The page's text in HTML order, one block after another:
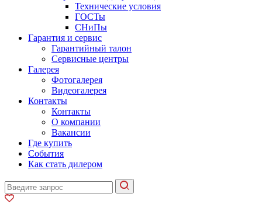
Технические условия
ГОСТы
СНиПы
Гарантия и сервис
Гарантийный талон
Сервисные центры
Галерея
Фотогалерея
Видеогалерея
Контакты
Контакты
О компании
Вакансии
Где купить
События
Как стать дилером